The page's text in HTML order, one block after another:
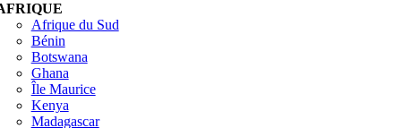
Afrique du Sud
Bénin
Botswana
Ghana
Île Maurice
Kenya
Madagascar